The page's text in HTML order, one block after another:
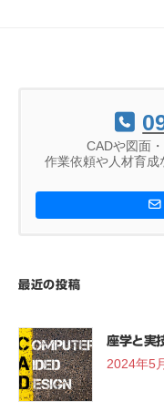
CADや図面
作業依頼や人材育成
最近の投稿
座学と実
2024年5